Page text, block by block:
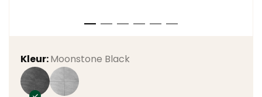
Kleur:Moonstone Black